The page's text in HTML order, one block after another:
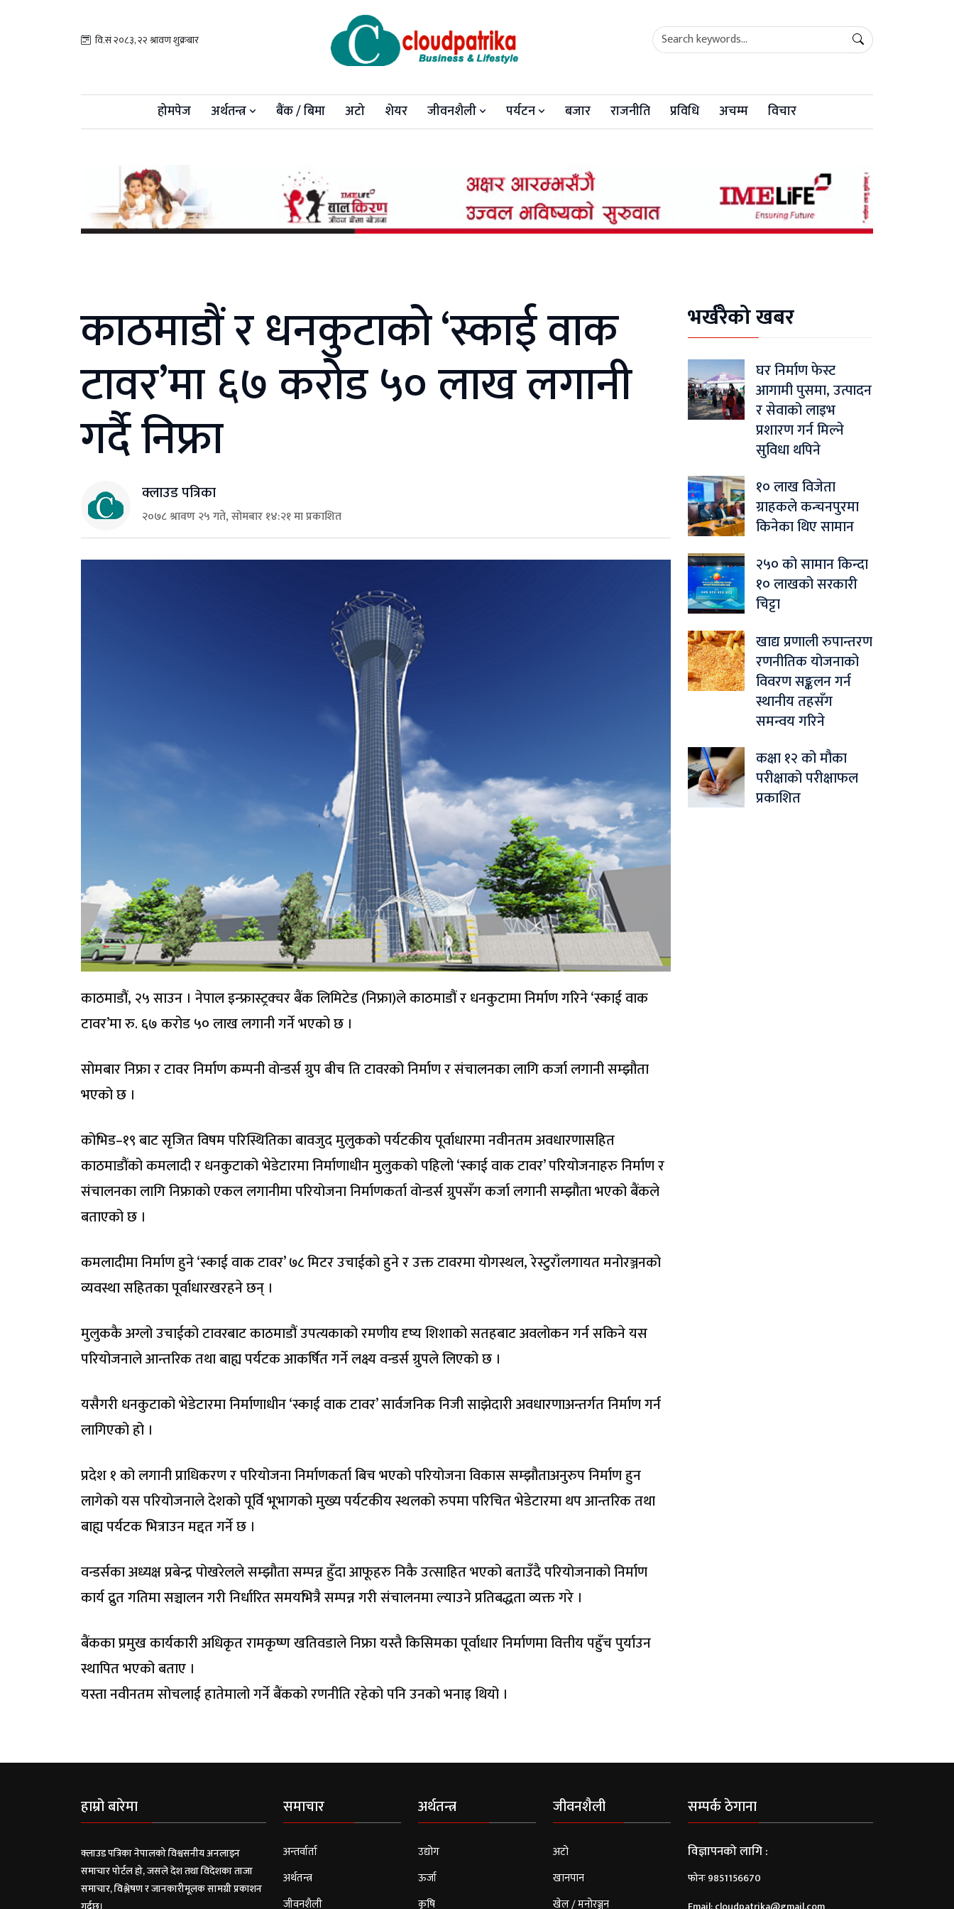
वि.सं २०८३, २२ श्रावण शुक्रबार
होमपेज अर्थतन्त्र बैंक / बिमा अटो शेयर जीवनशैली पर्यटन बजार राजनीति प्रविधि अचम्म विचार
काठमाडौं र धनकुटाको ‘स्काई वाक
टावर’मा ६७ करोड ५० लाख लगानी
गर्दै निफ्रा
क्लाउड पत्रिका
२०७८ श्रावण २५ गते, सोमबार १४:२१ मा प्रकाशित
काठमाडौं, २५ साउन । नेपाल इन्फ्रास्ट्रक्चर बैंक लिमिटेड (निफ्रा)ले काठमाडौं र धनकुटामा निर्माण गरिने ‘स्काई वाक
टावर’मा रु. ६७ करोड ५० लाख लगानी गर्ने भएको छ ।
सोमबार निफ्रा र टावर निर्माण कम्पनी वोन्डर्स ग्रुप बीच ति टावरको निर्माण र संचालनका लागि कर्जा लगानी सम्झौता
भएको छ ।
कोभिड–१९ बाट सृजित विषम परिस्थितिका बावजुद मुलुकको पर्यटकीय पूर्वाधारमा नवीनतम अवधारणासहित
काठमाडौंको कमलादी र धनकुटाको भेडेटारमा निर्माणाधीन मुलुकको पहिलो ‘स्काई वाक टावर’ परियोजनाहरु निर्माण र
संचालनका लागि निफ्राको एकल लगानीमा परियोजना निर्माणकर्ता वोन्डर्स ग्रुपसँग कर्जा लगानी सम्झौता भएको बैंकले
बताएको छ ।
कमलादीमा निर्माण हुने ‘स्काई वाक टावर’ ७८ मिटर उचाईको हुने र उक्त टावरमा योगस्थल, रेस्टुराँलगायत मनोरञ्जनको
व्यवस्था सहितका पूर्वाधारखरहने छन् ।
मुलुककै अग्लो उचाईको टावरबाट काठमाडौं उपत्यकाको रमणीय दृष्य शिशाको सतहबाट अवलोकन गर्न सकिने यस
परियोजनाले आन्तरिक तथा बाह्य पर्यटक आकर्षित गर्ने लक्ष्य वन्डर्स ग्रुपले लिएको छ ।
यसैगरी धनकुटाको भेडेटारमा निर्माणाधीन ‘स्काई वाक टावर’ सार्वजनिक निजी साझेदारी अवधारणाअन्तर्गत निर्माण गर्न
लागिएको हो ।
प्रदेश १ को लगानी प्राधिकरण र परियोजना निर्माणकर्ता बिच भएको परियोजना विकास सम्झौताअनुरुप निर्माण हुन
लागेको यस परियोजनाले देशको पूर्वि भूभागको मुख्य पर्यटकीय स्थलको रुपमा परिचित भेडेटारमा थप आन्तरिक तथा
बाह्य पर्यटक भित्राउन मद्दत गर्ने छ ।
वन्डर्सका अध्यक्ष प्रबेन्द्र पोखरेलले सम्झौता सम्पन्न हुँदा आफूहरु निकै उत्साहित भएको बताउँदै परियोजनाको निर्माण
कार्य द्रुत गतिमा सञ्चालन गरी निर्धारित समयभित्रै सम्पन्न गरी संचालनमा ल्याउने प्रतिबद्धता व्यक्त गरे ।
बैंकका प्रमुख कार्यकारी अधिकृत रामकृष्ण खतिवडाले निफ्रा यस्तै किसिमका पूर्वाधार निर्माणमा वित्तीय पहुँच पुर्याउन
स्थापित भएको बताए ।
यस्ता नवीनतम सोचलाई हातेमालो गर्ने बैंकको रणनीति रहेको पनि उनको भनाइ थियो ।
भर्खरैको खबर
घर निर्माण फेस्ट
आगामी पुसमा, उत्पादन
र सेवाको लाइभ
प्रशारण गर्न मिल्ने
सुविधा थपिने
१० लाख विजेता
ग्राहकले कन्चनपुरमा
किनेका थिए सामान
२५० को सामान किन्दा
१० लाखको सरकारी
चिट्टा
खाद्य प्रणाली रुपान्तरण
रणनीतिक योजनाको
विवरण सङ्कलन गर्न
स्थानीय तहसँग
समन्वय गरिने
कक्षा १२ को मौका
परीक्षाको परीक्षाफल
प्रकाशित
हाम्रो बारेमा
क्लाउड पत्रिका नेपालको विश्वसनीय अनलाइन
समाचार पोर्टल हो, जसले देश तथा विदेशका ताजा
समाचार, विश्लेषण र जानकारीमूलक सामग्री प्रकाशन
समाचार
अन्तर्वार्ता
अर्थतन्त्र
जीवनशैली
अर्थतन्त्र
उद्योग
ऊर्जा
कृषि
जीवनशैली
अटो
खानपान
खेल / मनोरञ्जन
सम्पर्क ठेगाना
विज्ञापनको लागि :
फोनः 9851156670